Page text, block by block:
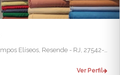
R. Albino de Almeida, 84 - Campos Elíseos, Resende - RJ, 27542-070, Brasil
Ver Perfil